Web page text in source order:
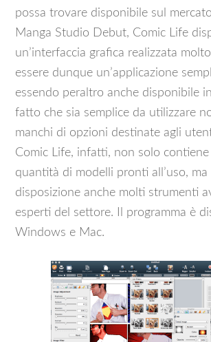
possa trovare disponibile sul
Manga Studio Debut, Comic Life
un’interfaccia grafica realizzata
essere dunque un’applicazione
essendo peraltro anche disponibile
fatto che sia semplice da utilizzare
manchi di opzioni destinate agli
Comic Life, infatti, non solo
quantità di modelli pronti all’uso, ma
disposizione anche molti strumenti
esperti del settore. Il programma è
Windows e Mac.